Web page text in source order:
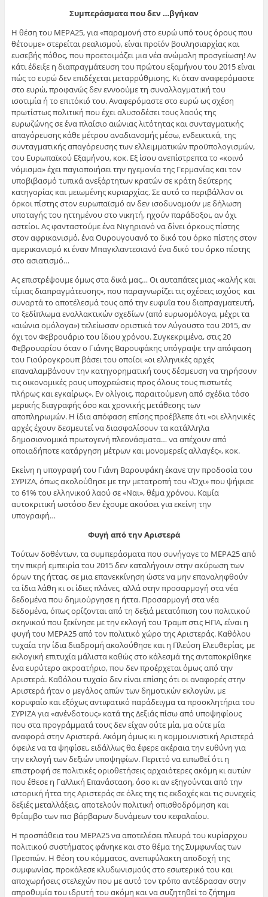
Συμπεράσματα που δεν …βγήκαν
Η θέση του ΜΕΡΑ25, για «παραμονή στο ευρώ υπό τους όρους που
θέτουμε» στερείται ρεαλισμού, είναι προϊόν βουλησιαρχίας και
ευσεβής πόθος, που προετοιμάζει μια νέα ανώμαλη προσγείωση! Αν
κάτι έδειξε η διαπραγμάτευση του πρώτου εξαμήνου του 2015 είναι
πώς το ευρώ δεν επιδέχεται μεταρρύθμισης. Κι όταν αναφερόμαστε
στο ευρώ, προφανώς δεν εννοούμε τη συναλλαγματική του
ισοτιμία ή το επιτόκιό του. Αναφερόμαστε στο ευρώ ως σχέση
πρωτίστως πολιτική που έχει αλυσοδέσει τους λαούς της
ευρωζώνης σε ένα πλαίσιο αιώνιας λιτότητας και συνταγματικής
απαγόρευσης κάθε μέτρου αναδιανομής μέσω, ενδεικτικά, της
συνταγματικής απαγόρευσης των ελλειμματικών προϋπολογισμών,
του Ευρωπαϊκού Εξαμήνου, κοκ. Εξ ίσου ανεπίστρεπτα το «κοινό
νόμισμα» έχει παγιοποιήσει την ηγεμονία της Γερμανίας και τον
υποβιβασμό τυπικά ανεξάρτητων κρατών σε κράτη δεύτερης
κατηγορίας και μειωμένης κυριαρχίας. Σε αυτό το περιβάλλον οι
όρκοι πίστης στον ευρωπαϊσμό αν δεν ισοδυναμούν με δήλωση
υποταγής του ηττημένου στο νικητή, ηχούν παράδοξοι, αν όχι
αστείοι. Ας φανταστούμε ένα Νιγηριανό να δίνει όρκους πίστης
στον αφρικανισμό, ένα Ουρουγουανό το δικό του όρκο πίστης στον
αμερικανισμό κι έναν Μπαγκλαντεσιανό ένα δικό του όρκο πίστης
στο ασιατισμό…
Ας επιστρέψουμε όμως στα δικά μας… Οι αυταπάτες μιας «καλής και
τίμιας διαπραγμάτευσης», που παραγνωρίζει τις σχέσεις ισχύος και
συναρτά το αποτέλεσμά τους από την ευφυΐα του διαπραγματευτή,
το ξεδίπλωμα εναλλακτικών σχεδίων (από ευρωομόλογα, μέχρι τα
«αιώνια ομόλογα») τελείωσαν οριστικά τον Αύγουστο του 2015, αν
όχι τον Φεβρουάριο του ίδιου χρόνου. Συγκεκριμένα, στις 20
Φεβρουαρίου όταν ο Γιάνης Βαρουφάκης υπόγραψε την απόφαση
του Γιούρογκρουπ βάσει του οποίοι «οι ελληνικές αρχές
επαναλαμβάνουν την κατηγορηματική τους δέσμευση να τηρήσουν
τις οικονομικές ρους υποχρεώσεις προς όλους τους πιστωτές
πλήρως και εγκαίρως». Εν ολίγοις, παραιτούμενη από σχέδια τόσο
μερικής διαγραφής όσο και χρονικής μετάθεσης των
αποπληρωμών. Η ίδια απόφαση επίσης προέβλεπε ότι «οι ελληνικές
αρχές έχουν δεσμευτεί να διασφαλίσουν τα κατάλληλα
δημοσιονομικά πρωτογενή πλεονάσματα… να απέχουν από
οποιαδήποτε κατάργηση μέτρων και μονομερείς αλλαγές», κοκ.
Εκείνη η υπογραφή του Γιάνη Βαρουφάκη έκανε την προδοσία του
ΣΥΡΙΖΑ, όπως ακολούθησε με την μετατροπή του «Όχι» που ψήφισε
το 61% του ελληνικού λαού σε «Ναι», θέμα χρόνου. Καμία
αυτοκριτική ωστόσο δεν έχουμε ακούσει για εκείνη την
υπογραφή…
Φυγή από την Αριστερά
Τούτων δοθέντων, τα συμπεράσματα που συνήγαγε το ΜΕΡΑ25 από
την πικρή εμπειρία του 2015 δεν καταλήγουν στην ακύρωση των
όρων της ήττας, σε μια επανεκκίνηση ώστε να μην επαναληφθούν
τα ίδια λάθη κι οι ίδιες πλάνες, αλλά στην προσαρμογή στα νέα
δεδομένα που δημιούργησε η ήττα. Προσαρμογή στα νέα
δεδομένα, όπως ορίζονται από τη δεξιά μετατόπιση του πολιτικού
σκηνικού που ξεκίνησε με την εκλογή του Τραμπ στις ΗΠΑ, είναι η
φυγή του ΜΕΡΑ25 από τον πολιτικό χώρο της Αριστεράς. Καθόλου
τυχαία την ίδια διαδρομή ακολούθησε και η Πλεύση Ελευθερίας, με
εκλογική επιτυχία μάλιστα καθώς στο κάλεσμά της ανταποκρίθηκε
ένα ευρύτερο ακροατήριο, που δεν προέρχεται όμως από την
Αριστερά. Καθόλου τυχαίο δεν είναι επίσης ότι οι αναφορές στην
Αριστερά ήταν ο μεγάλος απών των δημοτικών εκλογών, με
κορυφαίο και εξόχως αντιφατικό παράδειγμα τα προσκλητήρια του
ΣΥΡΙΖΑ για «ανένδοτους» κατά της Δεξιάς πίσω από υποψηφίους
που στα προγράμματά τους δεν είχαν ούτε μία, μα ούτε μία
αναφορά στην Αριστερά. Ακόμη όμως κι η κομμουνιστική Αριστερά
όφειλε να τα ψηφίσει, ειδάλλως θα έφερε ακέραια την ευθύνη για
την εκλογή των δεξιών υποψηφίων. Περιττό να ειπωθεί ότι η
επιστροφή σε πολιτικές οριοθετήσεις αρχαιότερες ακόμη κι αυτών
που έθεσε η Γαλλική Επανάσταση, όσο κι αν εξηγούνται από την
ιστορική ήττα της Αριστεράς σε όλες της τις εκδοχές και τις συνεχείς
δεξιές μεταλλάξεις, αποτελούν πολιτική οπισθοδρόμηση και
θρίαμβο των πιο βάρβαρων δυνάμεων του κεφαλαίου.
Η προσπάθεια του ΜΕΡΑ25 να αποτελέσει πλευρά του κυρίαρχου
πολιτικού συστήματος φάνηκε και στο θέμα της Συμφωνίας των
Πρεσπών. Η θέση του κόμματος, ανεπιφύλακτη αποδοχή της
συμφωνίας, προκάλεσε κλυδωνισμούς στο εσωτερικό του και
αποχωρήσεις στελεχών που με αυτό τον τρόπο αντέδρασαν στην
απροθυμία του ιδρυτή του ακόμη και να συζητηθεί το ζήτημα